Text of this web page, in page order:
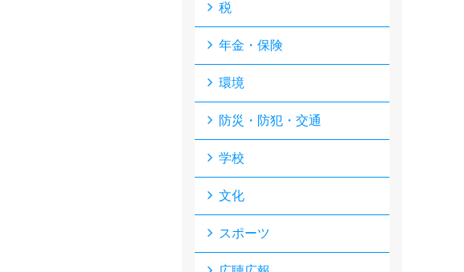
税
年金・保険
環境
防災・防犯・交通
学校
文化
スポーツ